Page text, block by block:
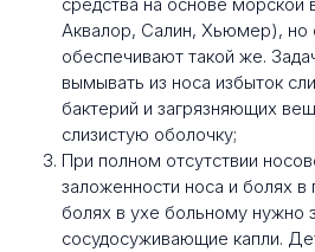
средства на основе
Аквалор, Салин, Хьюмер), но
обеспечивают такой же.
вымывать из носа избыток
бактерий и загрязняющих
слизистую оболочку;
При полном отсутствии
заложенности носа и болях в
болях в ухе больному нужно
сосудосуживающие капли.